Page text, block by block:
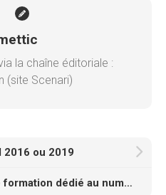
la chaîne éditoriale :
(site Scenari)
2016 ou 2019
Un nouveau centre de formation dédié au numérique